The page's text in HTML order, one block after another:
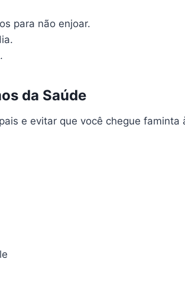
para não enjoar.
da Saúde
e evitar que você chegue faminta